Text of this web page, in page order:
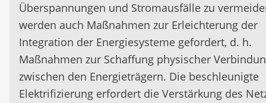
Überspannungen und Stromausfälle zu
werden auch Maßnahmen zur Erleichterung der
Integration der Energiesysteme gefordert, d. h.
Maßnahmen zur Schaffung physischer
zwischen den Energieträgern. Die beschleunigte
Elektrifizierung erfordert die Verstärkung des